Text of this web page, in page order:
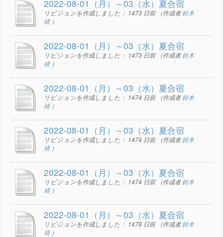
2022-08-01（月）～03（水）夏合宿
リビジョンを作成しました： 1473 日前（作成者鈴木
靖）
2022-08-01（月）～03（水）夏合宿
リビジョンを作成しました： 1473 日前（作成者鈴木
靖）
2022-08-01（月）～03（水）夏合宿
リビジョンを作成しました： 1474 日前（作成者鈴木
靖）
2022-08-01（月）～03（水）夏合宿
リビジョンを作成しました： 1474 日前（作成者鈴木
靖）
2022-08-01（月）～03（水）夏合宿
リビジョンを作成しました： 1474 日前（作成者鈴木
靖）
2022-08-01（月）～03（水）夏合宿
リビジョンを作成しました： 1478 日前（作成者鈴木
靖）